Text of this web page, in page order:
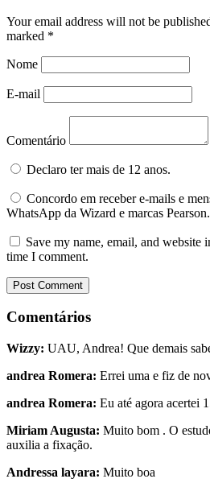
Your email address will not be
marked *
Nome
E-mail
Comentário
Declaro ter mais de 12 anos.
Concordo em receber e-mails e
WhatsApp da Wizard e marcas Pearson.
Save my name, email, and website
time I comment.
Comentários
Wizzy: UAU, Andrea! Que demais
andrea Romera: Errei uma e fiz de
andrea Romera: Eu até agora acertei
Miriam Augusta: Muito bom . O
auxilia a fixação.
Andressa layara: Muito boa